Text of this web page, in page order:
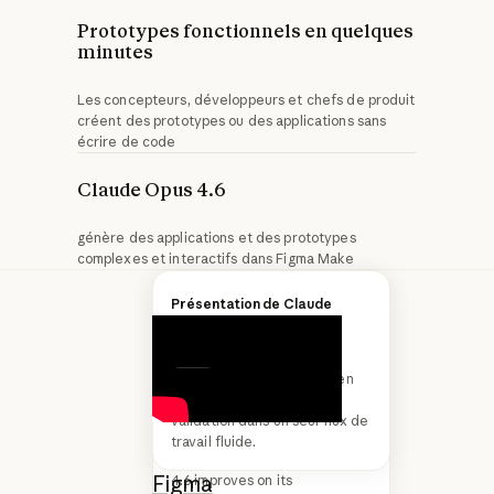
Prototypes fonctionnels en quelques
minutes
Les concepteurs, développeurs et chefs de produit
créent des prototypes ou des applications sans
écrire de code
Claude Opus 4.6
génère des applications et des prototypes
complexes et interactifs dans Figma Make
Introducing Claude Opus 4.6
We’re upgrading our smartest
4.6 improves on its
Présentation de Claude
Suivant
Découvrez Claude Code en
action, du concept à la
validation dans un seul flux de
travail fluide.
Figmaest la